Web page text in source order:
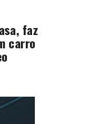
faz
carro